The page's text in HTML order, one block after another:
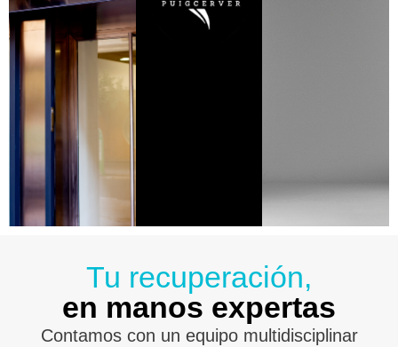
Tu recuperación,
en manos expertas
Contamos con un equipo multidisciplinar